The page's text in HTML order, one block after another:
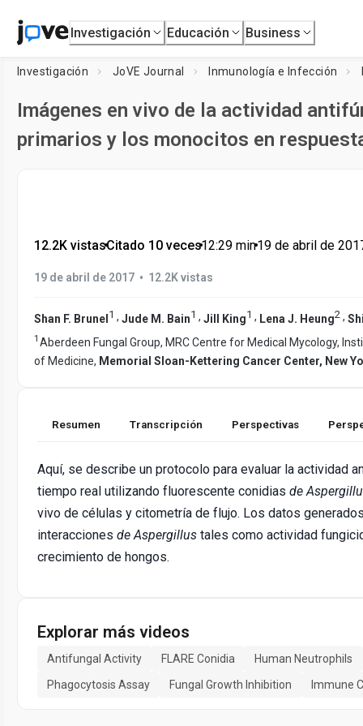
Investigación Educación Business
Investigación JoVE Journal Inmunología e Infección
Imágenes en vivo de la actividad
primarios y los monocitos en
12.2K vistas•Citado 10 veces•12:29 min•19 de abril de
19 de abril de 2017 • 12.2K vistas
Shan F. Brunel 1 , Jude M. Bain1 , Jill King1 , Lena J. Heung2 ,
1 Aberdeen Fungal Group, MRC Centre for Medical Mycology,
of Medicine, Memorial Sloan-Kettering Cancer Center, New
Resumen Transcripción Perspectivas
Aquí, se describe un protocolo para evaluar la actividad
tiempo real utilizando fluorescente conidias de
vivo de células y citometría de flujo. Los datos
interacciones de Aspergillus tales como actividad
crecimiento de hongos.
Explorar más videos
Antifungal Activity FLARE Conidia
Human Neutrophils
Phagocytosis Assay
Fungal Growth Inhibition Immune